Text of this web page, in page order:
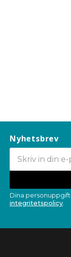
Nyhetsbrev
Dina
integritetspolicy.